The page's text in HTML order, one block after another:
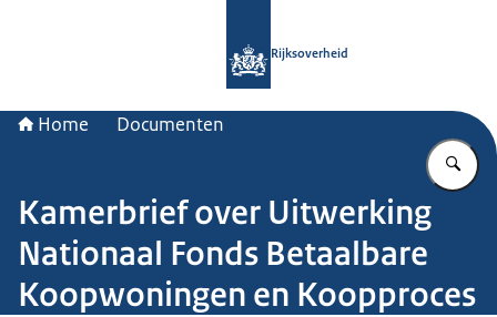
Rijksoverheid
Home Documenten
Kamerbrief over Uitwerking
Nationaal Fonds Betaalbare
Koopwoningen en Koopproces